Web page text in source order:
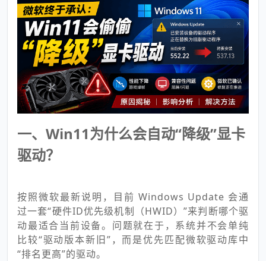
一、Win11为什么会自动“降级”显卡
驱动？
按照微软最新说明，目前 Windows Update 会通
过一套“硬件ID优先级机制（HWID）”来判断哪个驱
动最适合当前设备。问题就在于，系统并不会单纯
比较“驱动版本新旧”，而是优先匹配微软驱动库中
“排名更高”的驱动。